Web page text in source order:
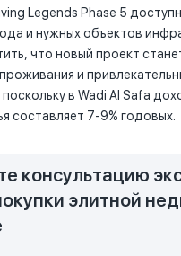
Legends Phase 5
и нужных объектов
что новый проект
и
в Wadi Al Safa
составляет 7-9% годовых.
консультацию
элитной